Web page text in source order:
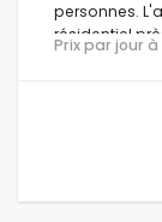
personnes.
résidentiel
de bars, à 1
Prix par jour